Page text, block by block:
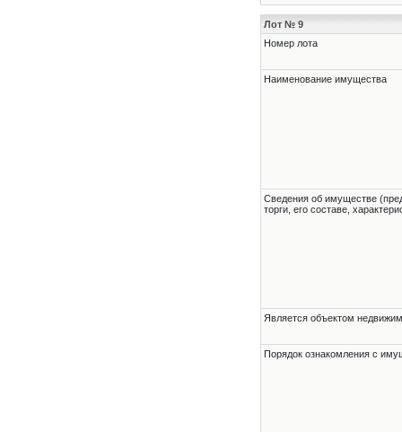
Лот № 9
Номер лота
Наименование имущества
Cведения об имуществе
торги, его составе,
Является объектом
Порядок ознакомления с